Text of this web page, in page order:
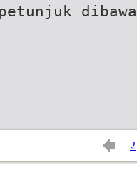
petunjuk
2